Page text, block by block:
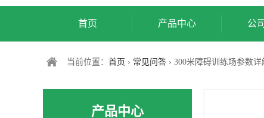
首页 产品中心 公
当前位置： 首页 › 常见问答 › 300米障碍训练场参数详
产品中心